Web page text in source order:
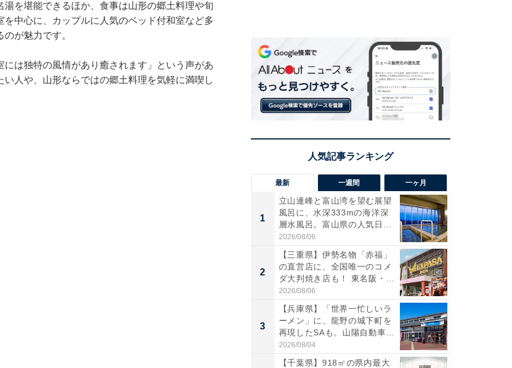
を堪能できるほか、食事は山形の郷土料理や旬
中心に、カップルに人気のベッド付和室など多
が魅力です。
は独特の風情があり癒されます」という声があ
人や、山形ならではの郷土料理を気軽に満喫し
最新 一週間 一ヶ月
1
立山連峰と富山湾を望む展望
風呂に、水深333mの海洋深
層水風呂。富山県の人気日
帰...
2026/08/06
2
【三重県】伊勢名物「赤福」
の直営店に、全国唯一のコメ
ダ大判焼き店も！ 東名阪・
伊...
2026/08/06
3
【兵庫県】「世界一忙しいラ
ーメン」に、龍野の城下町を
再現したSAも。山陽自動車
道...
2026/08/04
【千葉県】918㎡の県内最大